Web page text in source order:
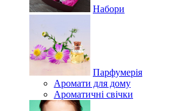
Набори
Парфумерія
Аромати для дому
Ароматичні свічки